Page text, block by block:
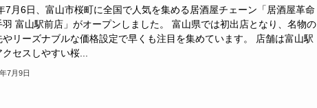
7月6日、富山市桜町に全国で人気を集める居酒屋チェーン「居酒屋革命
羽 富山駅前店」がオープンしました。 富山県では初出店となり、名物の
やリーズナブルな価格設定で早くも注目を集めています。 店舗は富山駅
セスしやすい桜...
7月9日